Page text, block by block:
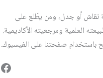
نقاش أو جدل، ومن يطّلع على
العلمية ومرجعيته الأكاديمية.
باستخدام صفحتنا على الفيسبوك.